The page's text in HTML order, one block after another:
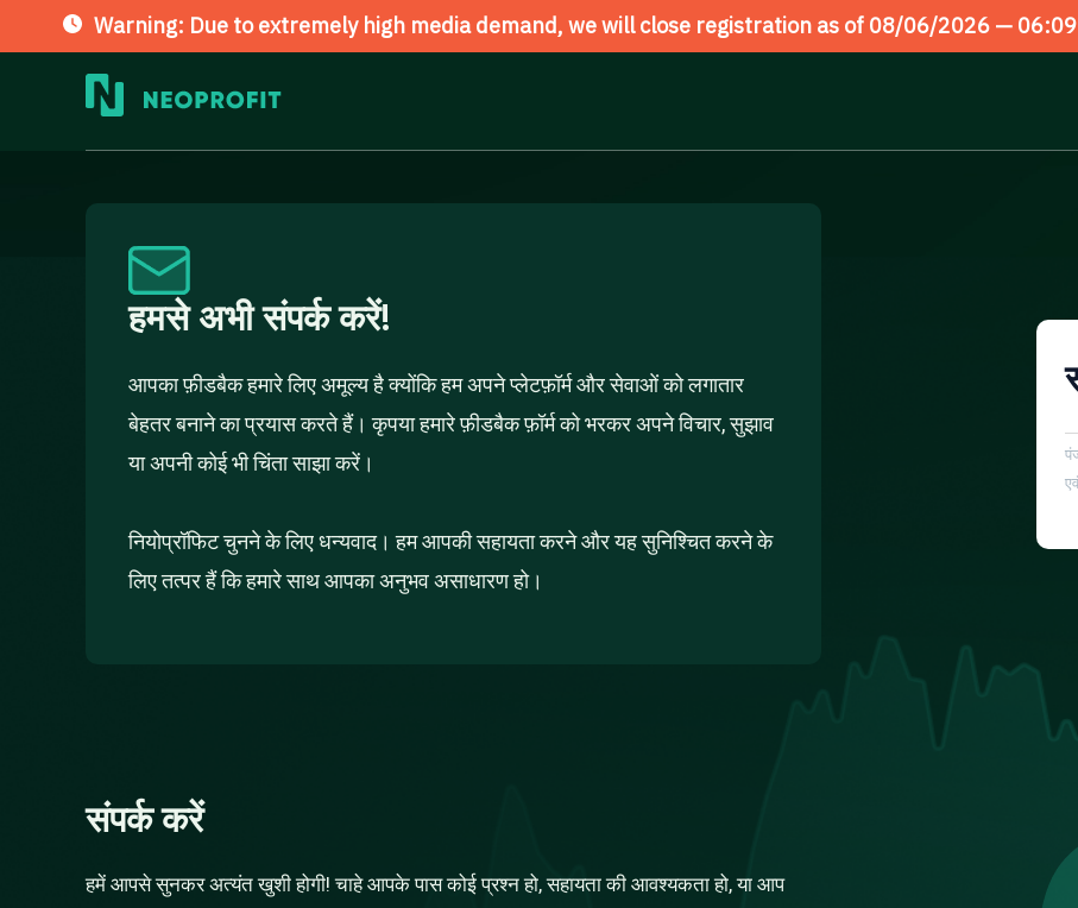
Warning: Due to extremely high media demand, we will close registration as of 08/06/2026 — 06:09
हमसे अभी संपर्क करें!
आपका फ़ीडबैक हमारे लिए अमूल्य है क्योंकि हम अपने प्लेटफ़ॉर्म और सेवाओं को लगातार
बेहतर बनाने का प्रयास करते हैं। कृपया हमारे फ़ीडबैक फ़ॉर्म को भरकर अपने विचार, सुझाव
या अपनी कोई भी चिंता साझा करें।
नियोप्रॉफिट चुनने के लिए धन्यवाद। हम आपकी सहायता करने और यह सुनिश्चित करने के
लिए तत्पर हैं कि हमारे साथ आपका अनुभव असाधारण हो।
संपर्क करें
हमें आपसे सुनकर अत्यंत खुशी होगी! चाहे आपके पास कोई प्रश्न हो, सहायता की आवश्यकता हो, या आप